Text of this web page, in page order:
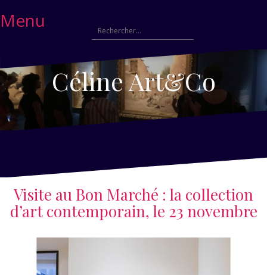
Menu
Céline Art&Co
Visite au Bon Marché : la collection
d’art contemporain, le 23 novembre